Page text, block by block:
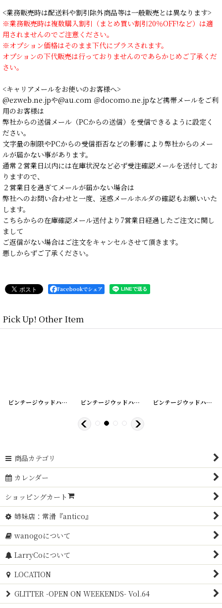
<業務販売時は配送料や割引除外商品等は一般販売とは異なります>
※業務販売時は複数購入割引（まとめ買い割引20％OFF!など）は適
用されませんのでご注意ください。
※オプション価格はそのまま下代にプラスされます。
オプションの下代販売は行っておりませんのであらかじめご了承くだ
さい。
<キャリアメールをお使いのお客様へ>
@ezweb.ne.jpや@au.com ＠docomo.ne.jpなど携帯メールをご利
用のお客様は
弊社からの送信メール（PCからの送信）を受信できるように設定く
ださい。
文字量の制限やPCからの受信拒否などの影響により弊社からのメー
ルが届かない事があります。
通常２営業日以内には在庫状況など必ず受注確認メールを送付してお
りますので、
２営業日を過ぎてメールが届かない場合は
弊社へのお問い合わせと一度、迷惑メールホルダの確認もお願いいた
します。
こちらからの在庫確認メール送付より7営業日経過したご注文に関し
まして
ご返信がない場合はご注文をキャンセルさせて頂きます。
悪しからずご了承ください。
Facebookでシェア
Pick Up! Other Item
[20200425-9
ビンテージウッドハンガー シングル [20200425-12
ビンテージウッドハンガー シングル [20200425-11
ビンテージウッドハンガー
商品カテゴリ
カレンダー
ショッピングカート
姉妹店：常滑『antico』
wanogoについて
LarryCoについて
LOCATION
GLITTER -OPEN ON WEEKENDS- Vol.64